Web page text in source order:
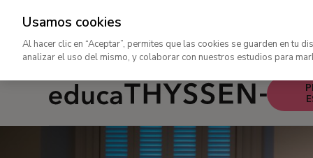
contenido
Ir
Educa
-
Usamos cookies
Al hacer clic en “Aceptar”, permites que las cookies se guarden en tu
analizar el uso del mismo, y colaborar con nuestros estudios para